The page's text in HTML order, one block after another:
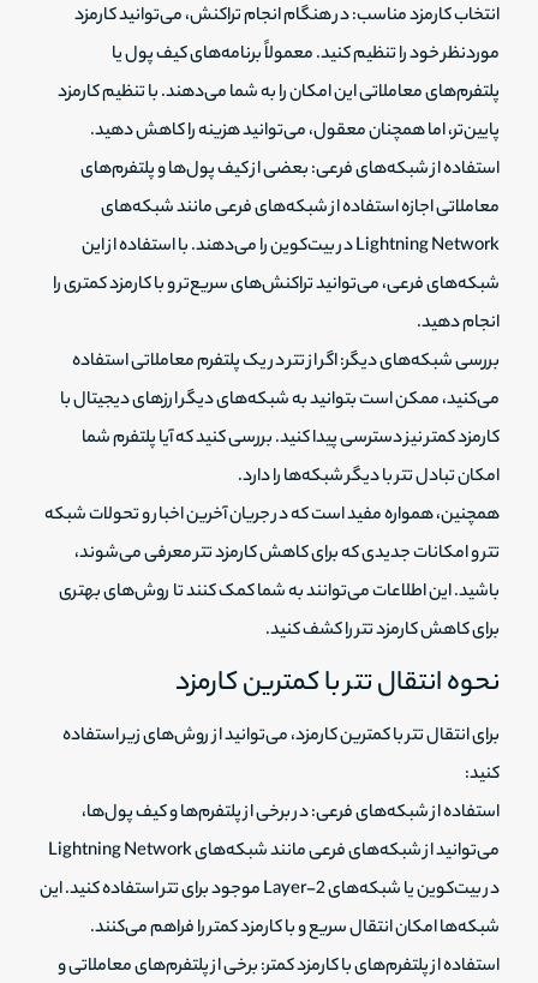
انتخاب کارمزد مناسب: در هنگام انجام تراکنش، می‌توانید کارمزد
موردنظر خود را تنظیم کنید. معمولاً برنامه‌های کیف پول یا
پلتفرم‌های معاملاتی این امکان را به شما می‌دهند. با تنظیم کارمزد
پایین‌تر، اما همچنان معقول، می‌توانید هزینه را کاهش دهید.
استفاده از شبکه‌های فرعی: بعضی از کیف پول‌ها و پلتفرم‌های
معاملاتی اجازه استفاده از شبکه‌های فرعی مانند شبکه‌های
Lightning Network در بیت‌کوین را می‌دهند. با استفاده از این
شبکه‌های فرعی، می‌توانید تراکنش‌های سریع‌تر و با کارمزد کمتری را
انجام دهید.
بررسی شبکه‌های دیگر: اگر از تتر در یک پلتفرم معاملاتی استفاده
می‌کنید، ممکن است بتوانید به شبکه‌های دیگر ارزهای دیجیتال با
کارمزد کمتر نیز دسترسی پیدا کنید. بررسی کنید که آیا پلتفرم شما
امکان تبادل تتر با دیگر شبکه‌ها را دارد.
همچنین، همواره مفید است که در جریان آخرین اخبار و تحولات شبکه
تتر و امکانات جدیدی که برای کاهش کارمزد تتر معرفی می‌شوند،
باشید. این اطلاعات می‌توانند به شما کمک کنند تا روش‌های بهتری
برای کاهش کارمزد تتر را کشف کنید.
نحوه انتقال تتر با کمترین کارمزد
برای انتقال تتر با کمترین کارمزد، می‌توانید از روش‌های زیر استفاده
کنید:
استفاده از شبکه‌های فرعی: در برخی از پلتفرم‌ها و کیف پول‌ها،
می‌توانید از شبکه‌های فرعی مانند شبکه‌های Lightning Network
در بیت‌کوین یا شبکه‌های Layer-2 موجود برای تتر استفاده کنید. این
شبکه‌ها امکان انتقال سریع و با کارمزد کمتر را فراهم می‌کنند.
استفاده از پلتفرم‌های با کارمزد کمتر: برخی از پلتفرم‌های معاملاتی و